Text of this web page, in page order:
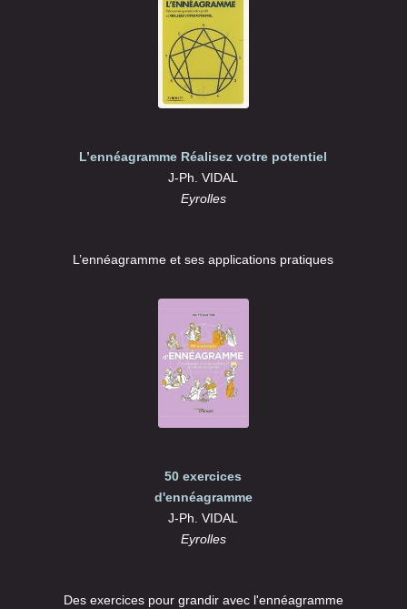
L’ennéagramme Réalisez votre potentiel
J-Ph. VIDAL
Eyrolles
L’ennéagramme et ses applications pratiques
50 exercices
d'ennéagramme
J-Ph. VIDAL
Eyrolles
Des exercices pour grandir avec l'ennéagramme